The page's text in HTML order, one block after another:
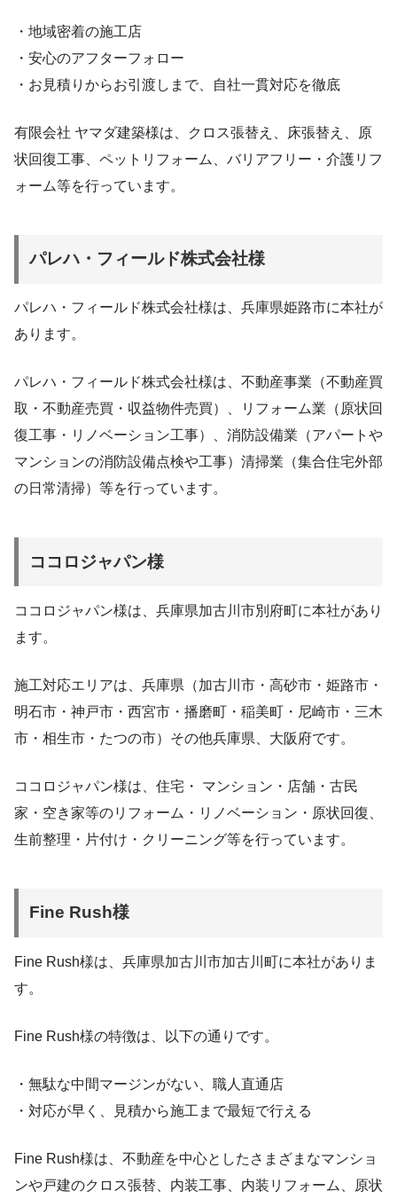
・地域密着の施工店
・安心のアフターフォロー
・お見積りからお引渡しまで、自社一貫対応を徹底
有限会社 ヤマダ建築様は、クロス張替え、床張替え、原
状回復工事、ペットリフォーム、バリアフリー・介護リフ
ォーム等を行っています。
パレハ・フィールド株式会社様
​パレハ・フィールド株式会社様は、兵庫県姫路市に本社が
あります。
​パレハ・フィールド株式会社様は、不動産事業（不動産買
取・不動産売買・収益物件売買）、​リフォーム業（原状回
復工事・リノベーション工事）、​消防設備業（アパートや
マンションの消防設備点検や工事）​清掃業（集合住宅外部
の日常清掃）等を行っています。
ココロジャパン様
ココロジャパン様は、兵庫県加古川市別府町に本社があり
ます。
施工対応エリアは、兵庫県（加古川市・高砂市・姫路市・
明石市・神戸市・西宮市・播磨町・稲美町・尼崎市・三木
市・相生市・たつの市）その他兵庫県、大阪府です。
ココロジャパン様は、住宅・ マンション・店舗・古民
家・空き家等のリフォーム・リノベーション・原状回復、
生前整理・片付け・クリーニング等を行っています。
Fine Rush様
Fine Rush様は、兵庫県加古川市加古川町に本社がありま
す。
Fine Rush様の特徴は、以下の通りです。
・無駄な中間マージンがない、職人直通店
・対応が早く、見積から施工まで最短で行える
Fine Rush様は、不動産を中心としたさまざまなマンショ
ンや戸建のクロス張替、内装工事、内装リフォーム、原状